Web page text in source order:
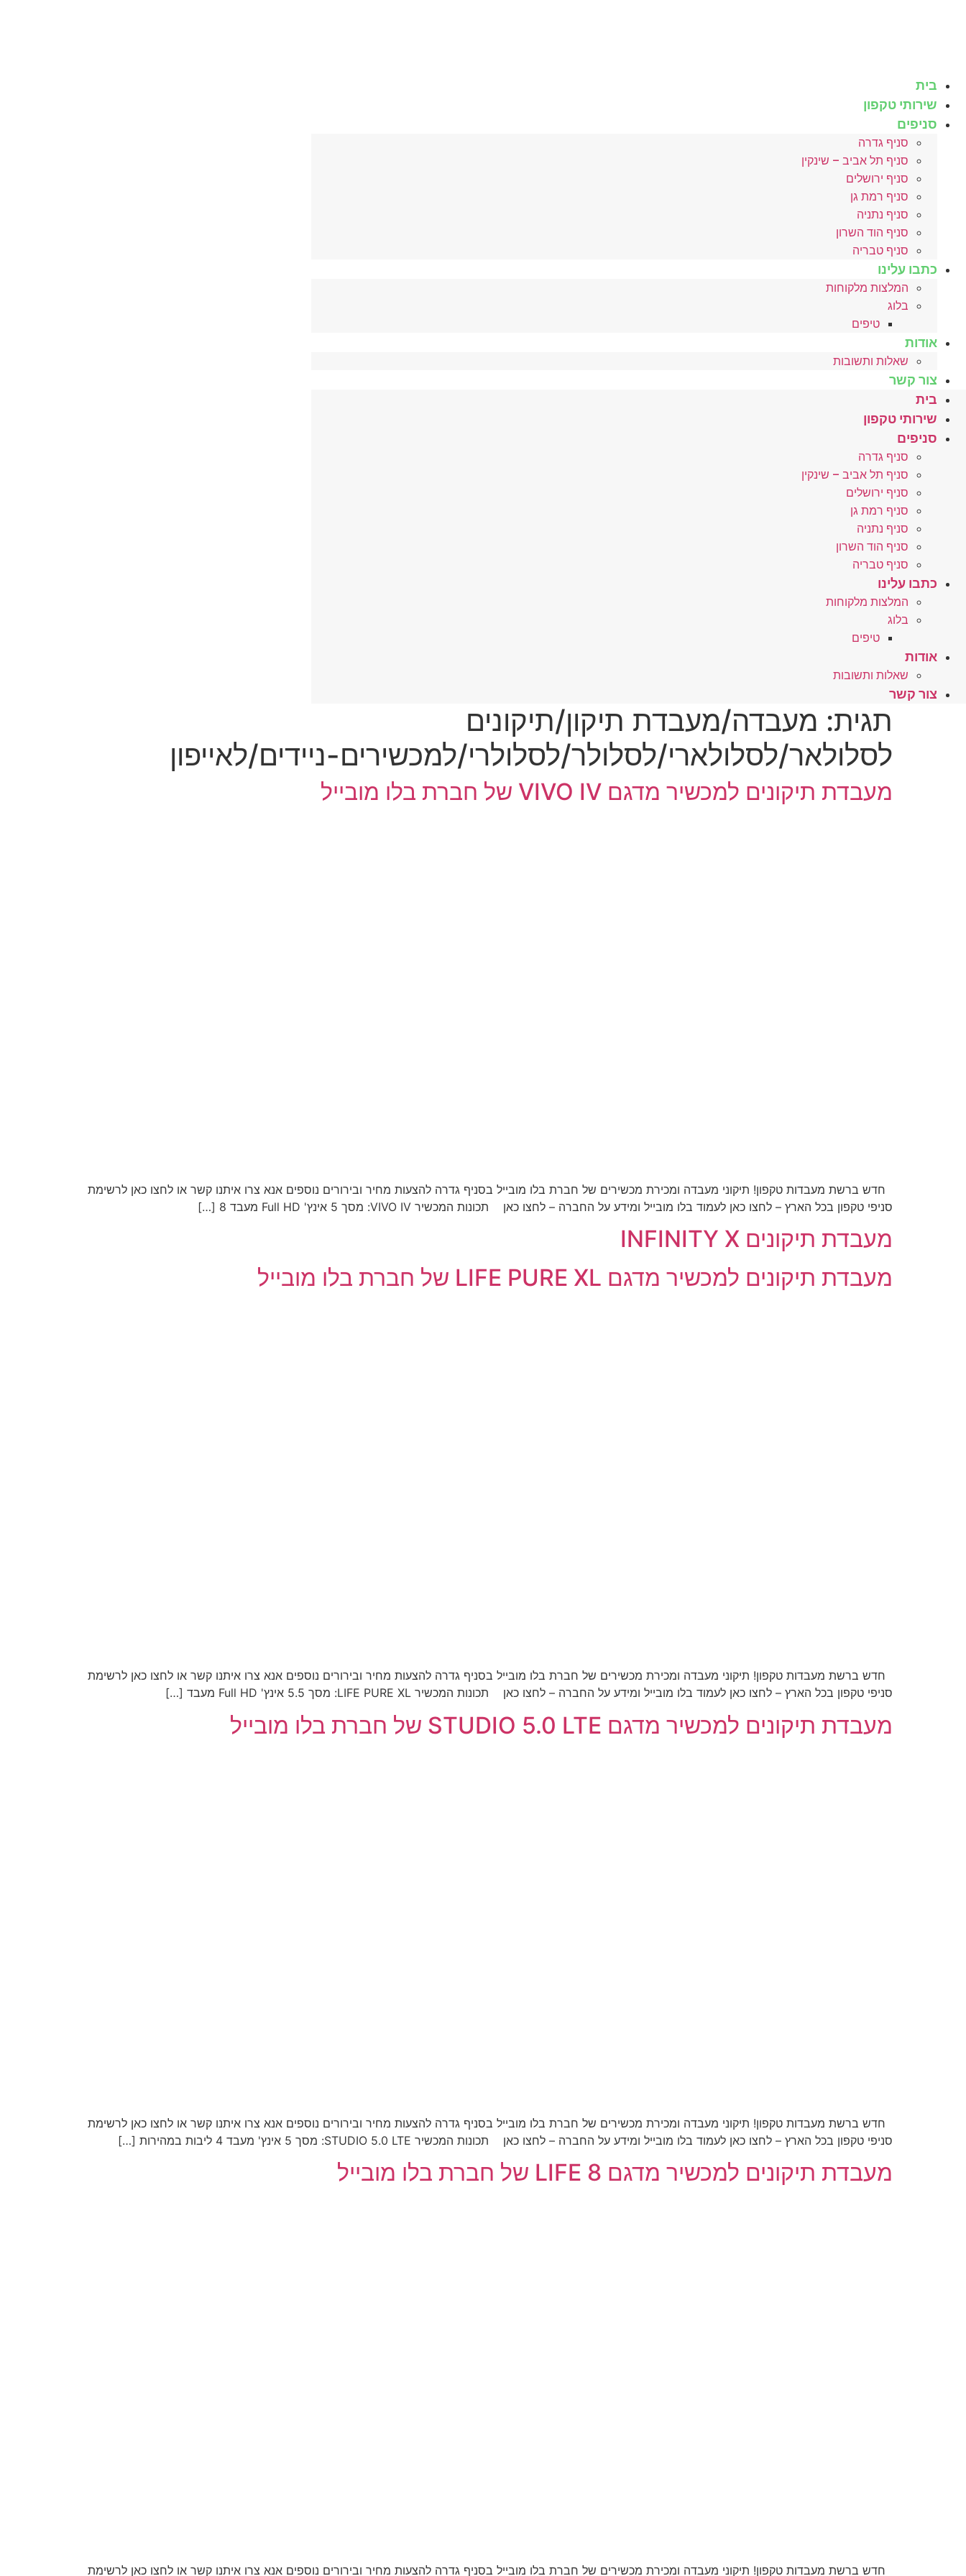
בית
שירותי טקפון
סניפים
סניף גדרה
סניף תל אביב – שינקין
סניף ירושלים
סניף רמת גן
סניף נתניה
סניף הוד השרון
סניף טבריה
כתבו עלינו
המלצות מלקוחות
בלוג
טיפים
אודות
שאלות ותשובות
צור קשר
בית
שירותי טקפון
סניפים
סניף גדרה
סניף תל אביב – שינקין
סניף ירושלים
סניף רמת גן
סניף נתניה
סניף הוד השרון
סניף טבריה
כתבו עלינו
המלצות מלקוחות
בלוג
טיפים
אודות
שאלות ותשובות
צור קשר
תגית: מעבדה/מעבדת תיקון/תיקונים
לסלולאר/לסלולארי/לסלולר/לסלולרי/למכשירים-ניידים/לאייפון
מעבדת תיקונים למכשיר מדגם VIVO IV של חברת בלו מובייל
חדש ברשת מעבדות טקפון! תיקוני מעבדה ומכירת מכשירים של חברת בלו מובייל בסניף גדרה להצעות מחיר ובירורים נוספים אנא צרו איתנו קשר או לחצו כאן לרשימת
סניפי טקפון בכל הארץ – לחצו כאן לעמוד בלו מובייל ומידע על החברה – לחצו כאן תכונות המכשיר VIVO IV: מסך 5 אינץ' Full HD מעבד 8 […]
מעבדת תיקונים INFINITY X
מעבדת תיקונים למכשיר מדגם LIFE PURE XL של חברת בלו מובייל
חדש ברשת מעבדות טקפון! תיקוני מעבדה ומכירת מכשירים של חברת בלו מובייל בסניף גדרה להצעות מחיר ובירורים נוספים אנא צרו איתנו קשר או לחצו כאן לרשימת
סניפי טקפון בכל הארץ – לחצו כאן לעמוד בלו מובייל ומידע על החברה – לחצו כאן תכונות המכשיר LIFE PURE XL: מסך 5.5 אינץ' Full HD מעבד […]
מעבדת תיקונים למכשיר מדגם STUDIO 5.0 LTE של חברת בלו מובייל
חדש ברשת מעבדות טקפון! תיקוני מעבדה ומכירת מכשירים של חברת בלו מובייל בסניף גדרה להצעות מחיר ובירורים נוספים אנא צרו איתנו קשר או לחצו כאן לרשימת
סניפי טקפון בכל הארץ – לחצו כאן לעמוד בלו מובייל ומידע על החברה – לחצו כאן תכונות המכשיר STUDIO 5.0 LTE: מסך 5 אינץ' מעבד 4 ליבות במהירות […]
מעבדת תיקונים למכשיר מדגם LIFE 8 של חברת בלו מובייל
חדש ברשת מעבדות טקפון! תיקוני מעבדה ומכירת מכשירים של חברת בלו מובייל בסניף גדרה להצעות מחיר ובירורים נוספים אנא צרו איתנו קשר או לחצו כאן לרשימת